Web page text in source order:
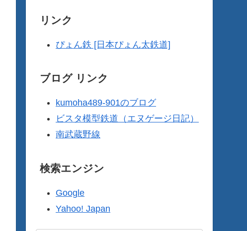
リンク
ぴょん鉄 [日本ぴょん太鉄道]
ブログ リンク
kumoha489-901のブログ
ビスタ模型鉄道（エヌゲージ日記）
南武蔵野線
検索エンジン
Google
Yahoo! Japan